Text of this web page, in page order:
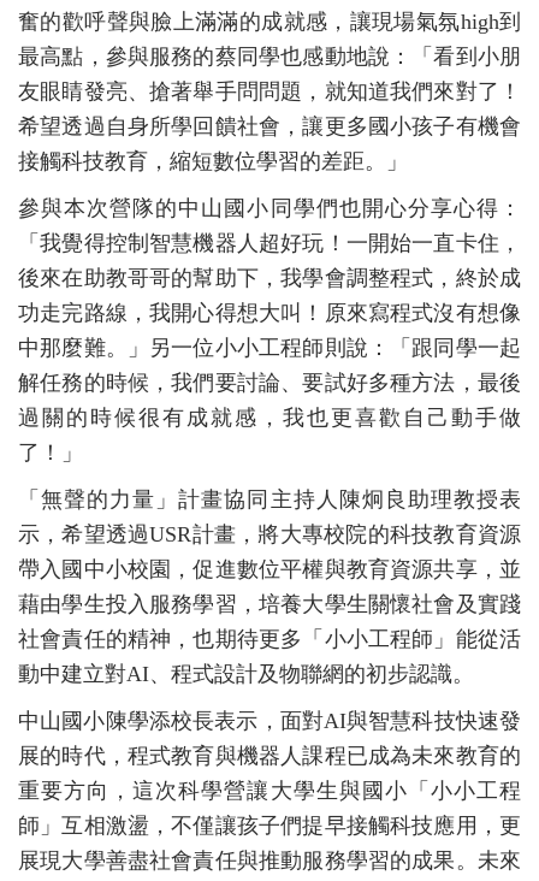
奮的歡呼聲與臉上滿滿的成就感，讓現場氣氛high到
最高點，參與服務的蔡同學也感動地說：「看到小朋
友眼睛發亮、搶著舉手問問題，就知道我們來對了！
希望透過自身所學回饋社會，讓更多國小孩子有機會
接觸科技教育，縮短數位學習的差距。」
參與本次營隊的中山國小同學們也開心分享心得：
「我覺得控制智慧機器人超好玩！一開始一直卡住，
後來在助教哥哥的幫助下，我學會調整程式，終於成
功走完路線，我開心得想大叫！原來寫程式沒有想像
中那麼難。」另一位小小工程師則說：「跟同學一起
解任務的時候，我們要討論、要試好多種方法，最後
過關的時候很有成就感，我也更喜歡自己動手做
了！」
「無聲的力量」計畫協同主持人陳炯良助理教授表
示，希望透過USR計畫，將大專校院的科技教育資源
帶入國中小校園，促進數位平權與教育資源共享，並
藉由學生投入服務學習，培養大學生關懷社會及實踐
社會責任的精神，也期待更多「小小工程師」能從活
動中建立對AI、程式設計及物聯網的初步認識。
中山國小陳學添校長表示，面對AI與智慧科技快速發
展的時代，程式教育與機器人課程已成為未來教育的
重要方向，這次科學營讓大學生與國小「小小工程
師」互相激盪，不僅讓孩子們提早接觸科技應用，更
展現大學善盡社會責任與推動服務學習的成果。未來